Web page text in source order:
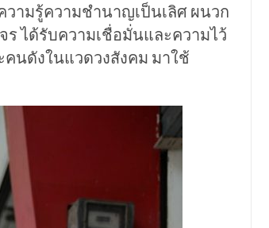
ามรู้ความชำนาญเป็นเลิศ ผนวก
ได้รับความเชื่อมั่นและความไว้
คนดังในแวดวงสังคม มาใช้